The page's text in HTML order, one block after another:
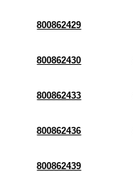
800862429
800862430
800862433
800862436
800862439